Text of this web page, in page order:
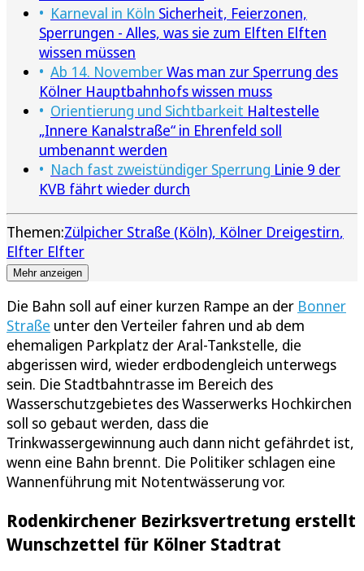
Karneval in Köln Sicherheit, Feierzonen,
Sperrungen - Alles, was sie zum Elften Elften
wissen müssen
Ab 14. NovemberWas man zur Sperrung des
Kölner Hauptbahnhofs wissen muss
Orientierung und Sichtbarkeit Haltestelle
„Innere Kanalstraße“ in Ehrenfeld soll
umbenannt werden
Nach fast zweistündiger Sperrung Linie 9 der
KVB fährt wieder durch
Themen:Zülpicher Straße (Köln) Kölner Dreigestirn
Elfter Elfter
Mehr anzeigen
Die Bahn soll auf einer kurzen Rampe an der Bonner
Straße unter den Verteiler fahren und ab dem
ehemaligen Parkplatz der Aral-Tankstelle, die
abgerissen wird, wieder erdbodengleich unterwegs
sein. Die Stadtbahntrasse im Bereich des
Wasserschutzgebietes des Wasserwerks Hochkirchen
soll so gebaut werden, dass die
Trinkwassergewinnung auch dann nicht gefährdet ist,
wenn eine Bahn brennt. Die Politiker schlagen eine
Wannenführung mit Notentwässerung vor.
Rodenkirchener Bezirksvertretung erstellt
Wunschzettel für Kölner Stadtrat